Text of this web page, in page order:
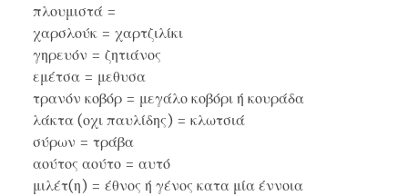
πλουμιστά =
χαρσλούκ = χαρτζιλίκι
γηρευόν = ζητιάνος
εμέτσα = μεθυσα
τρανόν κοβόρ = μεγάλο κοβόρι ή κουράδα
λάκτα (οχι παυλίδης) = κλωτσιά
σύρων = τράβα
αούτος αούτο = αυτό
μιλέτ(η) = έθνος ή γένος κατα μία έννοια